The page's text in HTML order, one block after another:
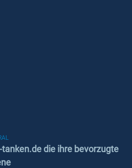
tanken.de die ihre bevorzugte